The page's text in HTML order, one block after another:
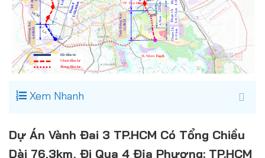
Xem Nhanh
Dự Án Vành Đai 3 TP.HCM Có Tổng Chiều
Dài 76,3km, Đi Qua 4 Địa Phương: TP.HCM